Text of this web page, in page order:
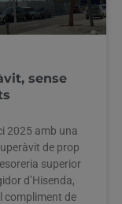
sense
2025 amb una
de prop
superior
d’Hisenda,
compliment de